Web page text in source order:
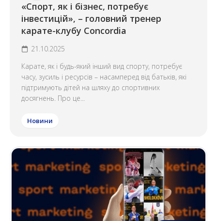
«Спорт, як і бізнес, потребує
інвестицій», – головний тренер
карате-клубу Concordia
21.10.2025
Карате, як і будь-який інший вид спорту, потребує
часу, зусиль і ресурсів – насамперед від батьків, які
підтримують дітей на шляху до спортивних
досягнень. Про це...
Новини